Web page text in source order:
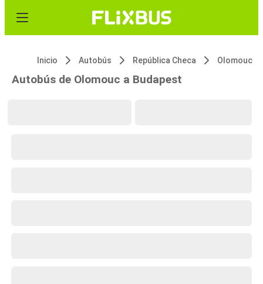
Inicio Autobús República Checa Olomouc
Autobús de Olomouc a Budapest